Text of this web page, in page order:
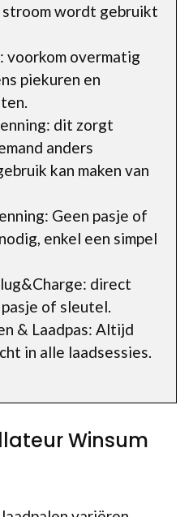
wordt gebruikt
voorkom overmatig
piekuren en
dit zorgt
anders
kan maken van
Geen pasje of
enkel een simpel
direct
of sleutel.
& Laadpas: Altijd
in alle laadsessies.
Winsum